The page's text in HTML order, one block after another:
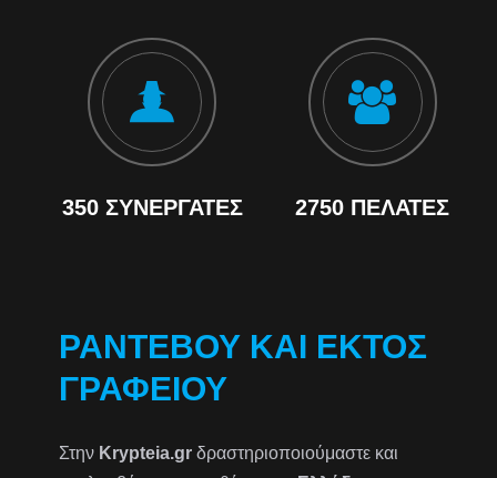
350 ΣΥΝΕΡΓΆΤΕΣ 2750 ΠΕΛΆΤΕΣ
ΡΑΝΤΕΒΟΎ ΚΑΙ ΕΚΤΌΣ
ΓΡΑΦΕΊΟΥ
Στην Krypteia.gr δραστηριοποιούμαστε και